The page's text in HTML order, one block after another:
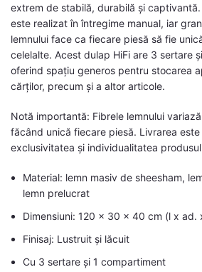
extrem de stabilă, durabilă și
este realizat în întregime manual, iar
lemnului face ca fiecare piesă să fie
celelalte. Acest dulap HiFi are 3 sertare
oferind spațiu generos pentru stocarea
cărților, precum și a altor articole.
Notă importantă: Fibrele lemnului
făcând unică fiecare piesă. Livrarea
exclusivitatea și individualitatea
Material: lemn masiv de sheesham,
lemn prelucrat
Dimensiuni: 120 x 30 x 40 cm (l x ad.
Finisaj: Lustruit și lăcuit
Cu 3 sertare și 1 compartiment